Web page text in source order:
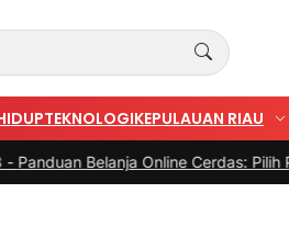
TEKNOLOGIKEPULAUAN RIAU
Cerdas: Pilih Produk dengan Bijak